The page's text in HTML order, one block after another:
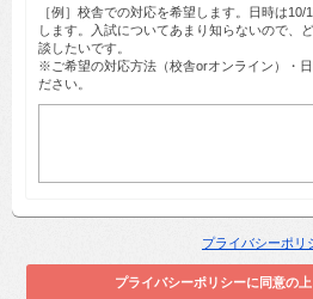
［例］校舎での対応を希望します。日時は
します。入試についてあまり知らないので、
談したいです。
※ご希望の対応方法（校舎orオンライン）・
ださい。
プライバシーポリ